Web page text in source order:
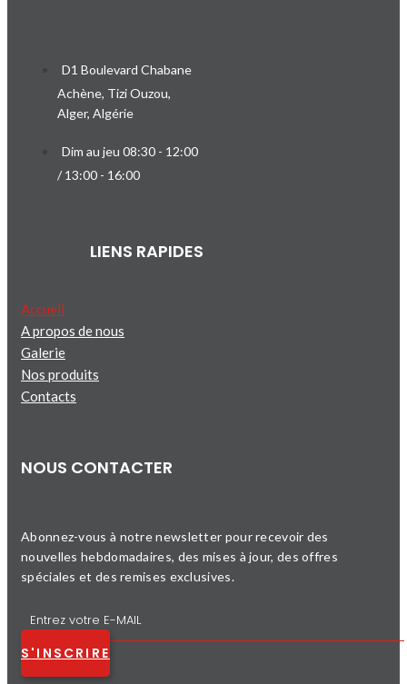
D1 Boulevard Chabane
Achène, Tizi Ouzou,
Alger, Algérie
Dim au jeu 08:30 - 12:00
/ 13:00 - 16:00
LIENS RAPIDES
Accueil
A propos de nous
Galerie
Nos produits
Contacts
NOUS CONTACTER
Abonnez-vous à notre newsletter pour recevoir des
nouvelles hebdomadaires, des mises à jour, des offres
spéciales et des remises exclusives.
S'INSCRIRE